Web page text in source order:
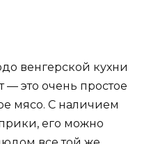
венгерской кухни
— это очень простое
мясо. С наличием
его можно